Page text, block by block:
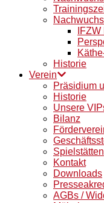
Historie
Verein
Präsidium
Historie
Unsere
Bilanz
Spielstätten
Kontakt
Downloads
AGBs /